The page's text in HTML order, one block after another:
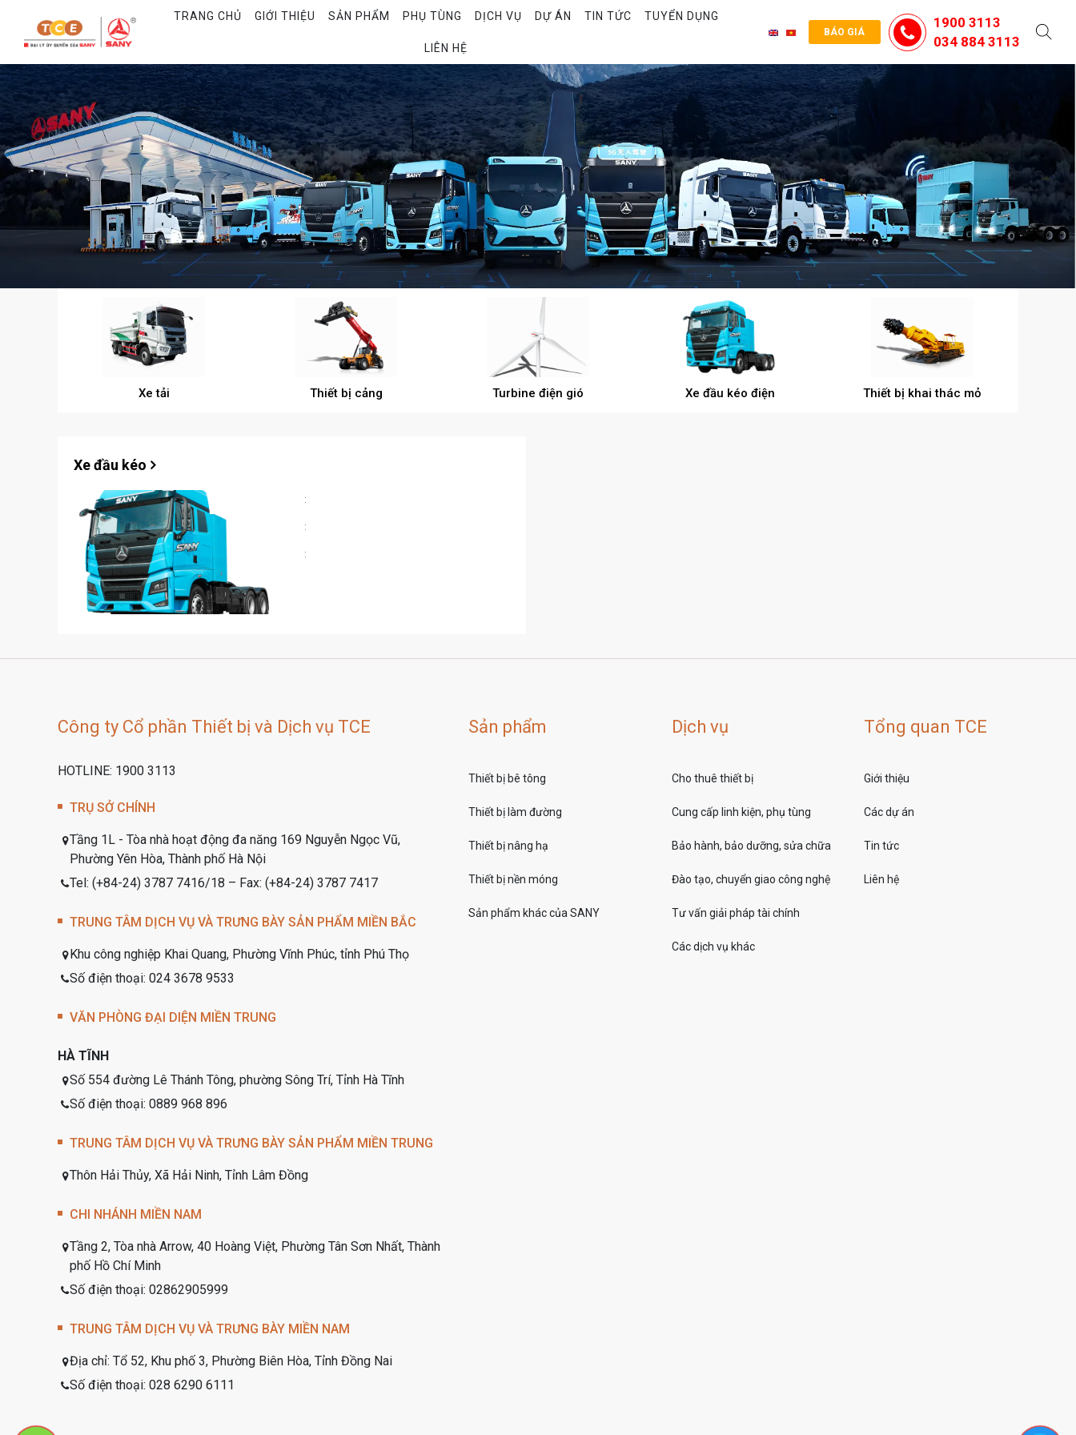
TRANG CHỦ GIỚI THIỆU SẢN PHẨM PHỤ TÙNG DỊCH VỤ DỰ ÁN TIN TỨC TUYỂN DỤNG
LIÊN HỆ
BÁO GIÁ
1900 3113
034 884 3113
Xe tải Thiết bị cảng Turbine điện gió Xe đầu kéo điện Thiết bị khai thác mỏ
Xe đầu kéo
:
:
:
Công ty Cổ phần Thiết bị và Dịch vụ TCE
HOTLINE: 1900 3113
TRỤ SỞ CHÍNH
Tầng 1L - Tòa nhà hoạt động đa năng 169 Nguyễn Ngọc Vũ,
Phường Yên Hòa, Thành phố Hà Nội
Tel: (+84-24) 3787 7416/18 – Fax: (+84-24) 3787 7417
TRUNG TÂM DỊCH VỤ VÀ TRƯNG BÀY SẢN PHẨM MIỀN BẮC
Khu công nghiệp Khai Quang, Phường Vĩnh Phúc, tỉnh Phú Thọ
Số điện thoại: 024 3678 9533
VĂN PHÒNG ĐẠI DIỆN MIỀN TRUNG
HÀ TĨNH
Số 554 đường Lê Thánh Tông, phường Sông Trí, Tỉnh Hà Tĩnh
Số điện thoại: 0889 968 896
TRUNG TÂM DỊCH VỤ VÀ TRƯNG BÀY SẢN PHẨM MIỀN TRUNG
Thôn Hải Thủy, Xã Hải Ninh, Tỉnh Lâm Đồng
CHI NHÁNH MIỀN NAM
Tầng 2, Tòa nhà Arrow, 40 Hoàng Việt, Phường Tân Sơn Nhất, Thành
phố Hồ Chí Minh
Số điện thoại: 02862905999
TRUNG TÂM DỊCH VỤ VÀ TRƯNG BÀY MIỀN NAM
Địa chỉ: Tổ 52, Khu phố 3, Phường Biên Hòa, Tỉnh Đồng Nai
Số điện thoại: 028 6290 6111
Sản phẩm
Thiết bị bê tông
Thiết bị làm đường
Thiết bị nâng hạ
Thiết bị nền móng
Sản phẩm khác của SANY
Dịch vụ
Cho thuê thiết bị
Cung cấp linh kiện, phụ tùng
Bảo hành, bảo dưỡng, sửa chữa
Đào tạo, chuyển giao công nghệ
Tư vấn giải pháp tài chính
Các dịch vụ khác
Tổng quan TCE
Giới thiệu
Các dự án
Tin tức
Liên hệ